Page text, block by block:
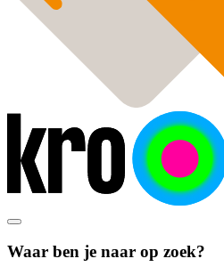
Waar ben je naar op zoek?